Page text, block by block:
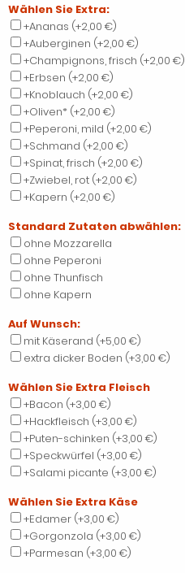
Wählen Sie Extra:
+Ananas (+2,00 €)
+Auberginen (+2,00 €)
+Champignons, frisch (+2,00 €)
+Erbsen (+2,00 €)
+Knoblauch (+2,00 €)
+Oliven* (+2,00 €)
+Peperoni, mild (+2,00 €)
+Schmand (+2,00 €)
+Spinat, frisch (+2,00 €)
+Zwiebel, rot(+2,00 €)
+Kapern (+2,00 €)
Standard Zutaten abwählen:
ohne Mozzarella
ohne Peperoni
ohne Thunfisch
ohne Kapern
Auf Wunsch:
mit Käserand (+5,00 €)
extra dicker Boden (+3,00 €)
Wählen Sie Extra Fleisch
+Bacon (+3,00 €)
+Hackfleisch (+3,00 €)
+Puten-schinken (+3,00 €)
+Speckwürfel (+3,00 €)
+Salami picante (+3,00 €)
Wählen Sie Extra Käse
+Edamer(+3,00 €)
+Gorgonzola (+3,00 €)
+Parmesan (+3,00 €)